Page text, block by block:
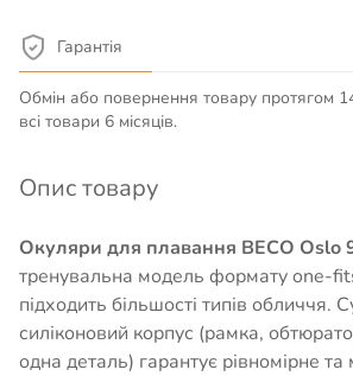
Гарантія
Обмін або повернення товару протягом
всі товари 6 місяців.
Опис товару
Окуляри для плавання BECO Oslo
тренувальна модель формату one-
підходить більшості типів обличчя.
силіконовий корпус (рамка,
одна деталь) гарантує рівномірне